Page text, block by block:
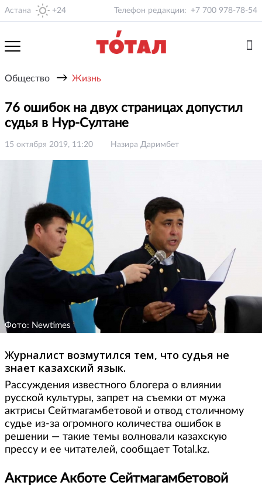
Астана +24 Телефон редакции: +7 700 978-78-54
Общество → Жизнь
76 ошибок на двух страницах допустил
судья в Нур-Султане
15 октября 2019, 11:20 Назира Даримбет
Фото: Newtimes
Журналист возмутился тем, что судья не
знает казахский язык.
Рассуждения известного блогера о влиянии
русской культуры, запрет на съемки от мужа
актрисы Сейтмагамбетовой и отвод столичному
судье из-за огромного количества ошибок в
решении — такие темы волновали казахскую
прессу и ее читателей, сообщает Total.kz.
Актрисе Акботе Сейтмагамбетовой